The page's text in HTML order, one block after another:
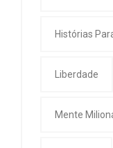
Histórias
Liberdade
Mente